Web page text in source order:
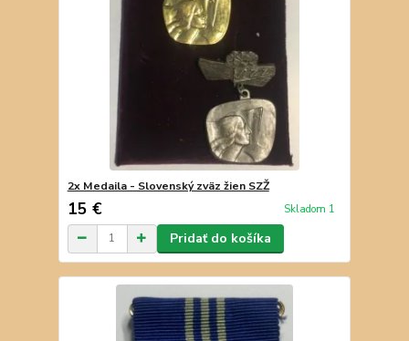
2x Medaila - Slovenský zväz žien SZŽ
15 € Skladom 1
Pridať do košíka